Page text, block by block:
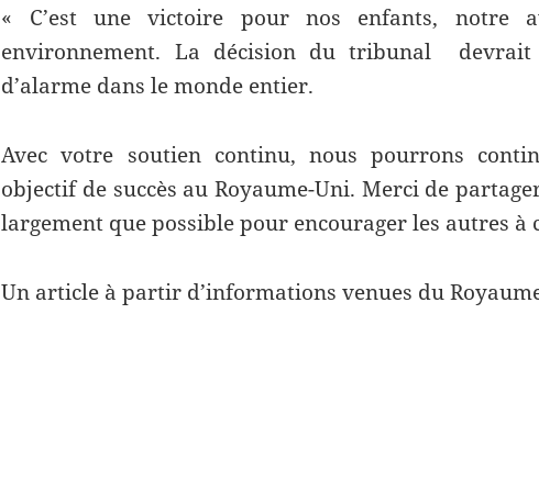
« C’est une victoire pour nos enfants, notre
environnement. La décision du tribunal
d’alarme dans le monde entier.
Avec votre soutien continu, nous pourrons
objectif de succès au Royaume-Uni. Merci de
largement que possible pour encourager les autres à
Un article à partir d’informations venues du